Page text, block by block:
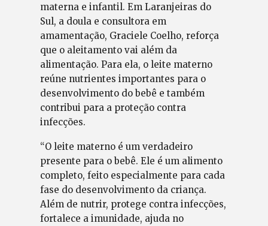
materna e infantil. Em Laranjeiras do
Sul, a doula e consultora em
amamentação, Graciele Coelho, reforça
que o aleitamento vai além da
alimentação. Para ela, o leite materno
reúne nutrientes importantes para o
desenvolvimento do bebê e também
contribui para a proteção contra
infecções.
“O leite materno é um verdadeiro
presente para o bebê. Ele é um alimento
completo, feito especialmente para cada
fase do desenvolvimento da criança.
Além de nutrir, protege contra infecções,
fortalece a imunidade, ajuda no